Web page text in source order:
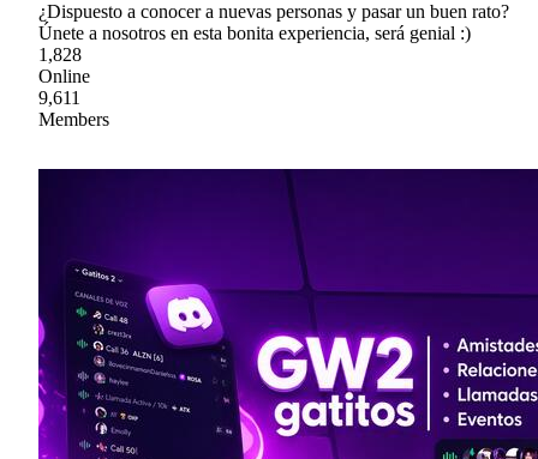
¿Dispuesto a conocer a nuevas personas y pasar un buen rato?
Únete a nosotros en esta bonita experiencia, será genial :)
1,828
Online
9,611
Members